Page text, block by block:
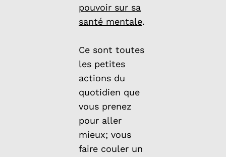
pouvoir sur sa
santé mentale.
Ce sont toutes
les petites
actions du
quotidien que
vous prenez
pour aller
mieux; vous
faire couler un